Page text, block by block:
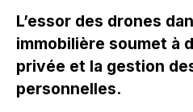
L’essor des drones
immobilière soumet à
privée et la gestion
personnelles.